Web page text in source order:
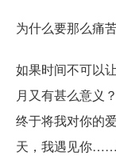
为什么要那么痛
如果时间不可以
月又有甚么意义
终于将我对你的
天，我遇见你……